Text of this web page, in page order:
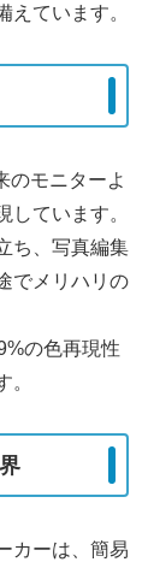
えています。
のモニターよ
しています。
ち、写真編集
でメリハリの
の色再現性
。
カーは、簡易